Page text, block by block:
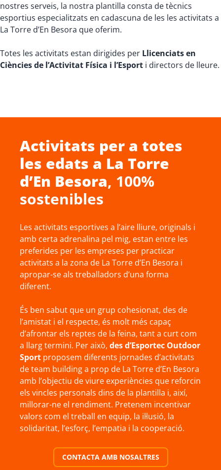
nostres serveis, la nostra plantilla consta de tècnics
esportius especialitzats en cadascuna de les les activitats a
La Torre d’En Besora que oferim.
Totes les activitats estan dirigides per Llicenciats en
Ciències de l’Activitat Física i l’Esport i directors de lleure.
Activitats per a totes
les edats a La Torre
d’En Besora, 100%
sostenibles
Les activitats esportives a l’aire lliure, originals i
amb certa adrenalina pel mig, estan entre les
preferides per les empreses per practicar
activitats a la zona de La Torre d’En Besora i
apropar-se als treballadors d’una forma
diferent.
És ben sabut que un grup cohesionat, des de
l’amistat i el respecte, és molt més capaç
d’afrontar els reptes de la feina, tant a curt com
a llarg termini. Per això, des d’Esportec Outdoor
Sport proposem diferents jornades d’activitats
de team building a prop de La Torre d’En Besora
amb l’objectiu de viure experiències que reforcin
els vincles personals dins de la plantilla i, així,
millorar-ne el rendiment. Pretenem incentivar
valors com el treball en equip, la il·lusió, la
solidaritat, l’esforç, l’empatia i la cooperació.
CONTACTA AMB NOSALTRES